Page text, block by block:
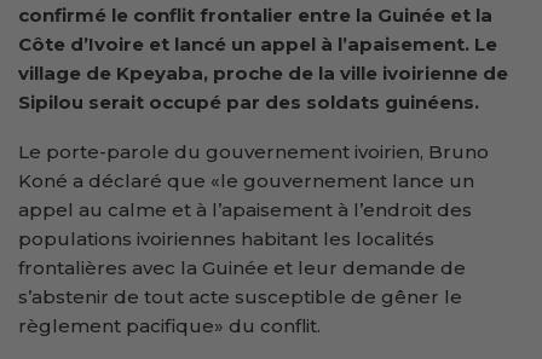
confirmé le conflit frontalier entre la Guinée et la
Côte d’Ivoire et lancé un appel à l’apaisement. Le
village de Kpeyaba, proche de la ville ivoirienne de
Sipilou serait occupé par des soldats guinéens.
Le porte-parole du gouvernement ivoirien, Bruno
Koné a déclaré que «le gouvernement lance un
appel au calme et à l’apaisement à l’endroit des
populations ivoiriennes habitant les localités
frontalières avec la Guinée et leur demande de
s’abstenir de tout acte susceptible de gêner le
règlement pacifique» du conflit.